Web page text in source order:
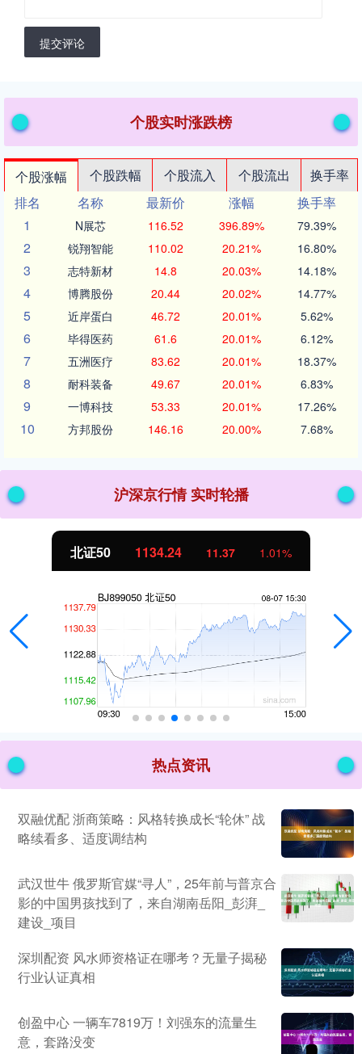
提交评论
个股实时涨跌榜
个股涨幅 个股跌幅 个股流入 个股流出
换手率
排名
名称 最新价 涨幅
换手率
1
N展芯 116.52 396.89% 79.39%
2 锐翔智能 110.02 20.21% 16.80%
3 志特新材 14.8 20.03% 14.18%
4 博腾股份 20.44 20.02% 14.77%
5 近岸蛋白 46.72 20.01% 5.62%
6 毕得医药 61.6 20.01% 6.12%
7 五洲医疗 83.62 20.01% 18.37%
8 耐科装备 49.67 20.01% 6.83%
9 一博科技 53.33 20.01% 17.26%
10 方邦股份 146.16 20.00% 7.68%
沪深京行情 实时轮播
北证50 1134.24 11.37 1.01%
热点资讯
双融优配 浙商策略：风格转换成长“轮休” 战
略续看多、适度调结构
武汉世牛 俄罗斯官媒“寻人”，25年前与普京合
影的中国男孩找到了，来自湖南岳阳_彭湃_
建设_项目
深圳配资 风水师资格证在哪考？无量子揭秘
行业认证真相
创盈中心 一辆车7819万！刘强东的流量生
意，套路没变